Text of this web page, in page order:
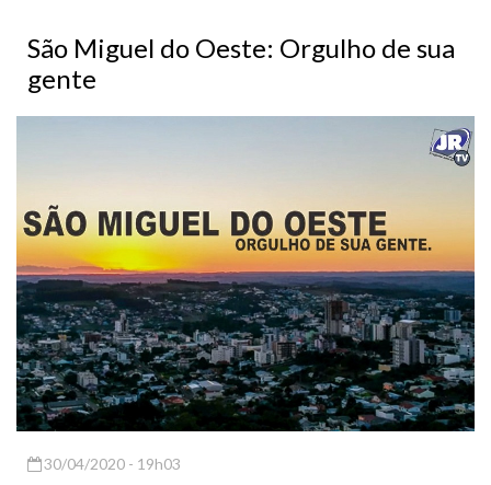
São Miguel do Oeste: Orgulho de sua
gente
30/04/2020 - 19h03